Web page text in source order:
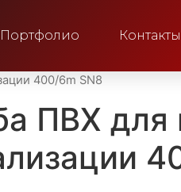
Портфолио Контакты
400/6m SN8
ПВХ для